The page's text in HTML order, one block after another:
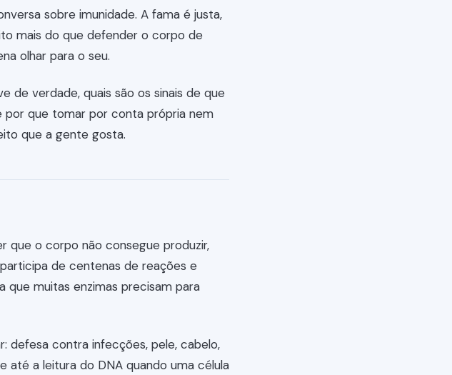
sobre imunidade. A fama é justa,
mais do que defender o corpo de
olhar para o seu.
de verdade, quais são os sinais de que
que tomar por conta própria nem
que a gente gosta.
que o corpo não consegue produzir,
de centenas de reações e
que muitas enzimas precisam para
defesa contra infecções, pele, cabelo,
até a leitura do DNA quando uma célula